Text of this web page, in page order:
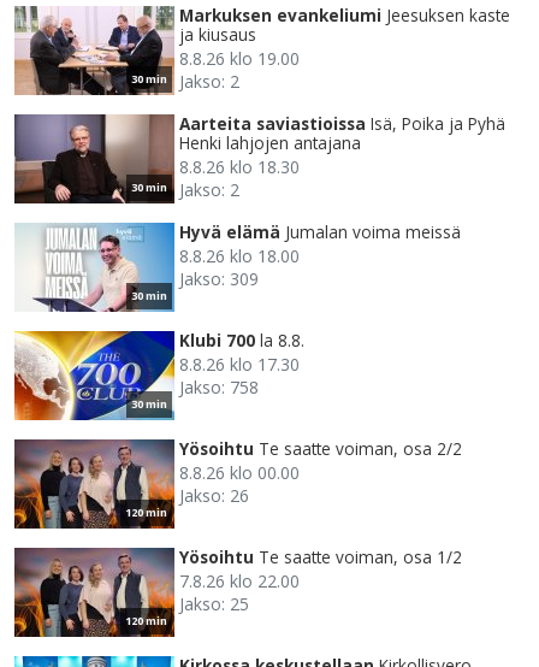
30 min
Markuksen evankeliumi Jeesuksen kaste
ja kiusaus
8.8.26 klo 19.00
Jakso: 2
30 min
Aarteita saviastioissa Isä, Poika ja Pyhä
Henki lahjojen antajana
8.8.26 klo 18.30
Jakso: 2
30 min
Hyvä elämä Jumalan voima meissä
8.8.26 klo 18.00
Jakso: 309
30 min
Klubi 700 la 8.8.
8.8.26 klo 17.30
Jakso: 758
120 min
Yösoihtu Te saatte voiman, osa 2/2
8.8.26 klo 00.00
Jakso: 26
120 min
Yösoihtu Te saatte voiman, osa 1/2
7.8.26 klo 22.00
Jakso: 25